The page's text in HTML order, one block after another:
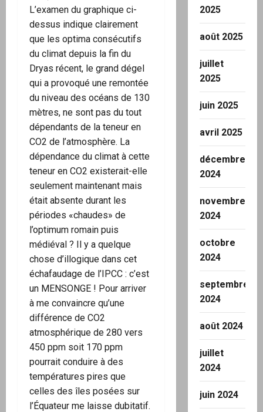
L’examen du graphique ci-
dessus indique clairement
que les optima consécutifs
du climat depuis la fin du
Dryas récent, le grand dégel
qui a provoqué une remontée
du niveau des océans de 130
mètres, ne sont pas du tout
dépendants de la teneur en
CO2 de l’atmosphère. La
dépendance du climat à cette
teneur en CO2 existerait-elle
seulement maintenant mais
était absente durant les
périodes «chaudes» de
l’optimum romain puis
médiéval ? Il y a quelque
chose d’illogique dans cet
échafaudage de l’IPCC : c’est
un MENSONGE ! Pour arriver
à me convaincre qu’une
différence de CO2
atmosphérique de 280 vers
450 ppm soit 170 ppm
pourrait conduire à des
températures pires que
celles des îles posées sur
l’Équateur me laisse dubitatif.
2025
août 2025
juillet
2025
juin 2025
avril 2025
décembre
2024
novembre
2024
octobre
2024
septembre
2024
août 2024
juillet
2024
juin 2024